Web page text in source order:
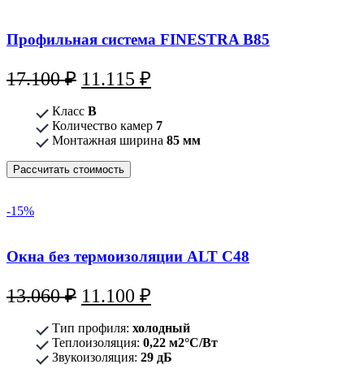
Профильная система FINESTRA B85
17.100₽ Первоначальная
цена
составляла
17.100 ₽.
11.115 ₽
цена:
11.115 ₽.
Класс В
Количество камер 7
Монтажная ширина 85 мм
Рассчитать стоимость
-15%
Окна без термоизоляции ALT С48
13.060₽ Первоначальная
составляла
13.060 ₽.
11.100 ₽
11.100 ₽.
Тип профиля: холодный
Теплоизоляция: 0,22 м2°С/Вт
Звукоизоляция: 29 дБ